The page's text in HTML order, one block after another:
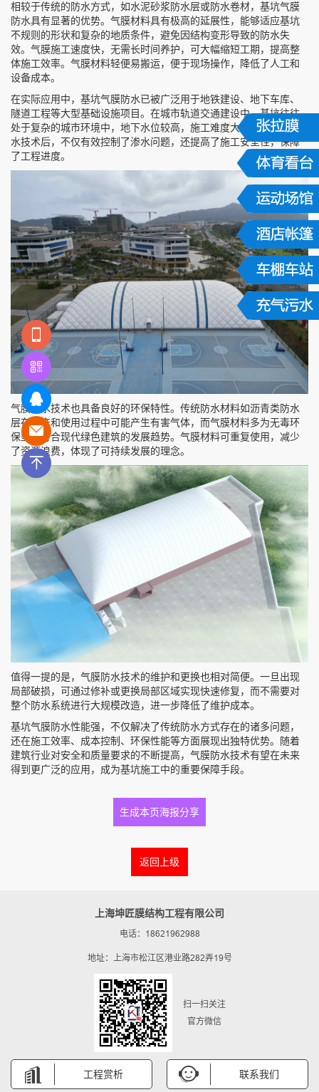
相较于传统的防水方式，如水泥砂浆防水层或防水卷材，基坑气膜
防水具有显著的优势。气膜材料具有极高的延展性，能够适应基坑
不规则的形状和复杂的地质条件，避免因结构变形导致的防水失
效。气膜施工速度快，无需长时间养护，可大幅缩短工期，提高整
体施工效率。气膜材料轻便易搬运，便于现场操作，降低了人工和
设备成本。
在实际应用中，基坑气膜防水已被广泛用于地铁建设、地下车库、
隧道工程等大型基础设施项目。在城市轨道交通建设中，基坑往往
处于复杂的城市环境中，地下水位较高，施工难度大。采用气膜防
水技术后，不仅有效控制了渗水问题，还提高了施工安全性，保障
了工程进度。
气膜防水技术也具备良好的环保特性。传统防水材料如沥青类防水
层在生产和使用过程中可能产生有害气体，而气膜材料多为无毒环
保型，符合现代绿色建筑的发展趋势。气膜材料可重复使用，减少
了资源浪费，体现了可持续发展的理念。
值得一提的是，气膜防水技术的维护和更换也相对简便。一旦出现
局部破损，可通过修补或更换局部区域实现快速修复，而不需要对
整个防水系统进行大规模改造，进一步降低了维护成本。
基坑气膜防水性能强，不仅解决了传统防水方式存在的诸多问题，
还在施工效率、成本控制、环保性能等方面展现出独特优势。随着
建筑行业对安全和质量要求的不断提高，气膜防水技术有望在未来
得到更广泛的应用，成为基坑施工中的重要保障手段。
生成本页海报分享
返回上级
上海坤匠膜结构工程有限公司
电话：18621962988
地址：上海市松江区港业路282弄19号
扫一扫关注
官方微信
工程赏析 联系我们